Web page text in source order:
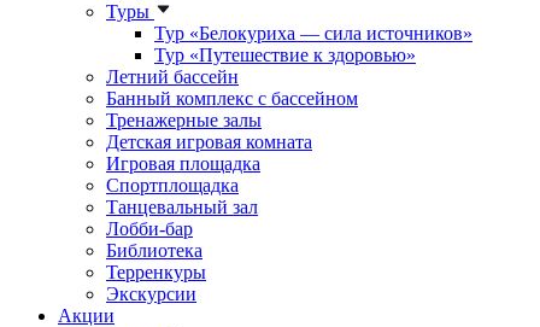
Туры
Тур «Белокуриха — сила источников»
Тур «Путешествие к здоровью»
Летний бассейн
Банный комплекс с бассейном
Тренажерные залы
Детская игровая комната
Игровая площадка
Спортплощадка
Танцевальный зал
Лобби-бар
Библиотека
Терренкуры
Экскурсии
Акции